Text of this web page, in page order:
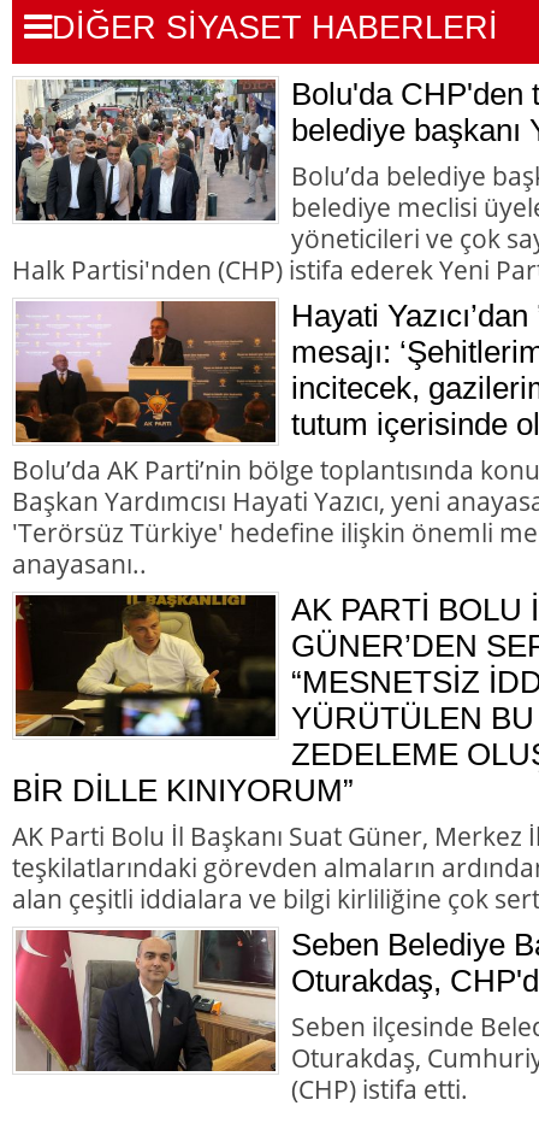
DİĞER SİYASET HABERLERİ
Bolu'da CHP'den
belediye başkanı
Bolu’da belediye
belediye meclisi
yöneticileri ve çok
Halk Partisi'nden (CHP) istifa ederek Yeni
Hayati
mesajı:
incitecek,
tutum içerisinde
Bolu’da AK Parti’nin bölge toplantısında
Başkan Yardımcısı Hayati Yazıcı, yeni
'Terörsüz Türkiye' hedefine ilişkin önemli
anayasanı..
AK PARTİ BOLU
GÜNER’DEN
“MESNETSİZ
YÜRÜTÜLEN
ZEDELEME
BİR DİLLE KINIYORUM”
AK Parti Bolu İl Başkanı Suat Güner,
teşkilatlarındaki görevden almaların
alan çeşitli iddialara ve bilgi kirliliğine çok
Seben Belediye
Oturakdaş,
Seben ilçesinde
Oturakdaş,
(CHP) istifa etti.